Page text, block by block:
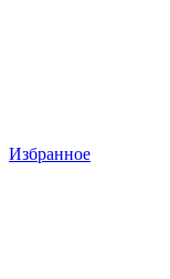
Избранное